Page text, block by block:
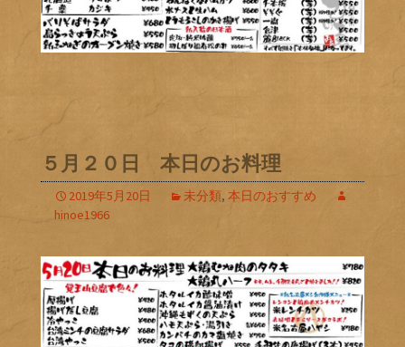
５月２０日 本日のお料理
2019年5月20日 未分類, 本日のおすすめ
hinoe1966